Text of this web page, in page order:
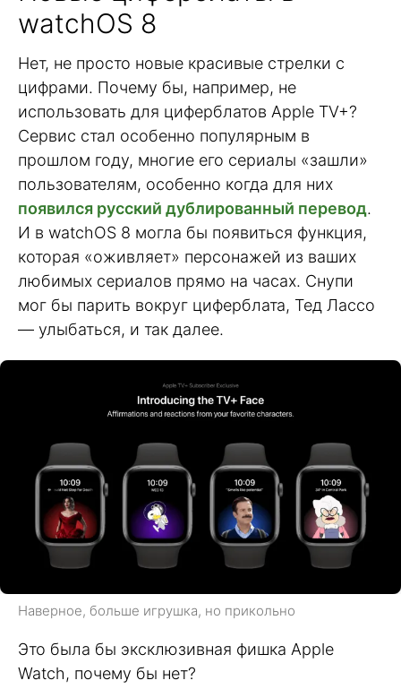
watchOS 8
Нет, не просто новые красивые стрелки с
цифрами. Почему бы, например, не
использовать для циферблатов Apple TV+?
Сервис стал особенно популярным в
прошлом году, многие его сериалы «зашли»
пользователям, особенно когда для них
появился русский дублированный перевод.
И в watchOS 8 могла бы появиться функция,
которая «оживляет» персонажей из ваших
любимых сериалов прямо на часах. Снупи
мог бы парить вокруг циферблата, Тед Лассо
— улыбаться, и так далее.
Наверное, больше игрушка, но прикольно
Это была бы эксклюзивная фишка Apple
Watch, почему бы нет?